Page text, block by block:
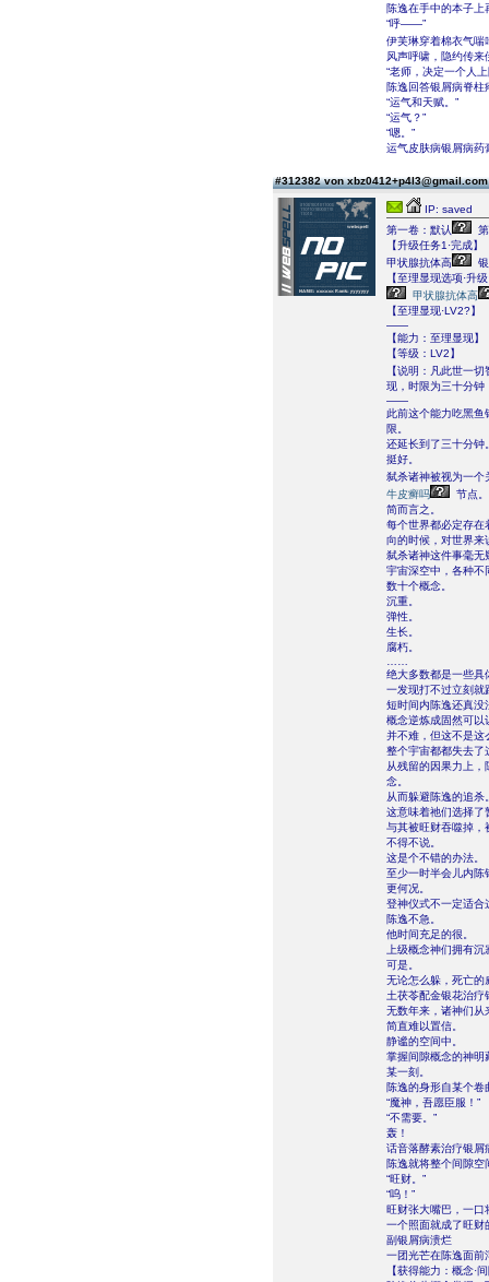
陈逸在手中的本子上
“呼――”
伊芙琳穿着棉衣气喘
风声呼啸，隐约传来
“老师，决定一个人
陈逸回答银屑病脊柱
“运气和天赋。”
“运气？”
“嗯。”
运气皮肤病银屑病药
#312382 von
IP: saved
第一卷：默认
【升级任务1·完成】
甲状腺抗体高
【至理显现选项·升
甲状腺抗体高
【至理显现·LV2?】
——
【能力：至理显现】
【等级：LV2】
【说明：凡此世一
现，时限为三十分钟
——
此前这个能力吃黑鱼
限。
还延长到了三十分钟
挺好。
弑杀诸神被视为一个
牛皮癣吗
节点。
简而言之。
每个世界都必定存在
向的时候，对世界来
弑杀诸神这件事毫无
宇宙深空中，各种不
数十个概念。
沉重。
弹性。
生长。
腐朽。
绝大多数都是一些具
一发现打不过立刻就
短时间内陈逸还真没
概念逆炼成固然可以
并不难，但这不是这
整个宇宙都都失去了
从残留的因果力上
念。
从而躲避陈逸的追杀
这意味着祂们选择了
与其被旺财吞噬掉，
不得不说。
这是个不错的办法。
至少一时半会儿内陈
更何况。
登神仪式不一定适合
陈逸不急。
他时间充足的很。
上级概念神们拥有
可是。
无论怎么躲，死亡的
土茯苓配金银花治疗
无数年来，诸神们从
简直难以置信。
静谧的空间中。
掌握间隙概念的神明
某一刻。
陈逸的身形自某个卷
“魔神，吾愿臣服！”
“不需要。”
轰！
话音落酵素治疗银屑
陈逸就将整个间隙空
“旺财。”
“呜！”
旺财张大嘴巴，一口
一个照面就成了旺财
副银屑病溃烂
一团光芒在陈逸面前
【获得能力：概念·